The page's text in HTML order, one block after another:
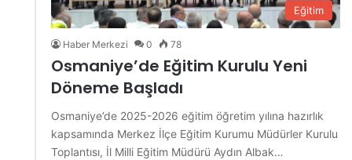
Eğitim
Haber Merkezi 0 78
Osmaniye’de Eğitim Kurulu Yeni
Döneme Başladı
Osmaniye’de 2025-2026 eğitim öğretim yılına hazırlık
kapsamında Merkez İlçe Eğitim Kurumu Müdürler Kurulu
Toplantısı, İl Milli Eğitim Müdürü Aydın Albak…